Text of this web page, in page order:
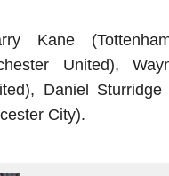
Kane
United),
Daniel Sturridge
City).